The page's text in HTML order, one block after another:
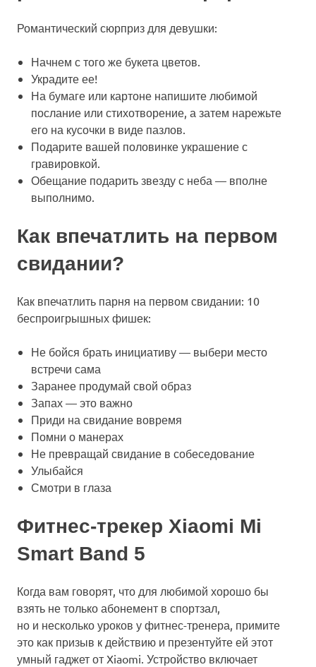
Романтический сюрприз для девушки:
Начнем с того же букета цветов.
Украдите ее!
На бумаге или картоне напишите любимой
послание или стихотворение, а затем нарежьте
его на кусочки в виде пазлов.
Подарите вашей половинке украшение с
гравировкой.
Обещание подарить звезду с неба — вполне
выполнимо.
Как впечатлить на первом
свидании?
Как впечатлить парня на первом свидании: 10
беспроигрышных фишек:
Не бойся брать инициативу — выбери место
встречи сама
Заранее продумай свой образ
Запах — это важно
Приди на свидание вовремя
Помни о манерах
Не превращай свидание в собеседование
Улыбайся
Смотри в глаза
Фитнес-трекер Xiaomi Mi
Smart Band 5
Когда вам говорят, что для любимой хорошо бы
взять не только абонемент в спортзал,
но и несколько уроков у фитнес-тренера, примите
это как призыв к действию и презентуйте ей этот
умный гаджет от Xiaomi. Устройство включает